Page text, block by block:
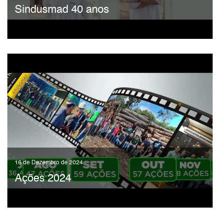
Sindusmad 40 anos
16 de Dezembro de 2024
Ações 2024